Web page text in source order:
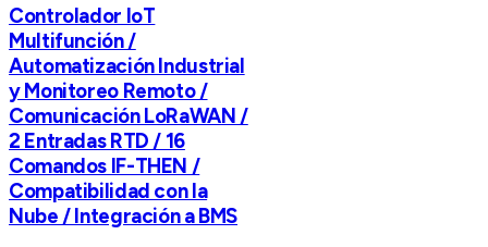
Controlador IoT
Multifunción /
Automatización Industrial
y Monitoreo Remoto /
Comunicación LoRaWAN /
2 Entradas RTD / 16
Comandos IF-THEN /
Compatibilidad con la
Nube / Integración a BMS